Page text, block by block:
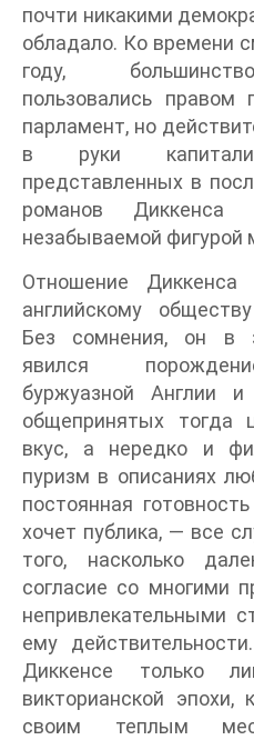
почти никакими
обладало. Ко времени
году,
пользовались
парламент, но
в руки
представленных в
романов
незабываемой фигурой
Отношение
английскому
Без сомнения, он в
явился
буржуазной Англии
общепринятых тогда
вкус, а нередко и
пуризм в описаниях
постоянная
хочет публика, — все
того, насколько
согласие со многими
непривлекательными
ему
Диккенсе только
викторианской
своим теплым